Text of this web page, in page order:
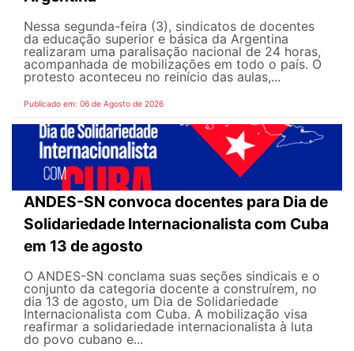
Nessa segunda-feira (3), sindicatos de docentes
da educação superior e básica da Argentina
realizaram uma paralisação nacional de 24 horas,
acompanhada de mobilizações em todo o país. O
protesto aconteceu no reinício das aulas,...
Publicado em: 06 de Agosto de 2026
ANDES-SN convoca docentes para Dia de
Solidariedade Internacionalista com Cuba
em 13 de agosto
O ANDES-SN conclama suas seções sindicais e o
conjunto da categoria docente a construírem, no
dia 13 de agosto, um Dia de Solidariedade
Internacionalista com Cuba. A mobilização visa
reafirmar a solidariedade internacionalista à luta
do povo cubano e...